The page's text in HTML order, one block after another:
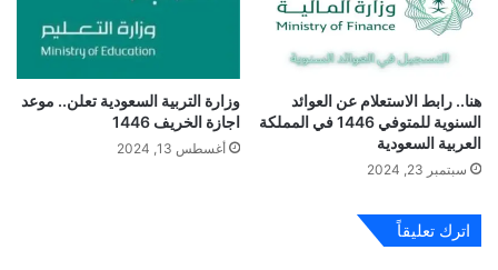
هنا.. رابط الاستعلام عن العوائد
السنوية للمتوفي 1446 في المملكة
العربية السعودية
سبتمبر 23, 2024
وزارة التربية السعودية تعلن.. موعد
اجازة الخريف 1446
أغسطس 13, 2024
اترك تعليقاً